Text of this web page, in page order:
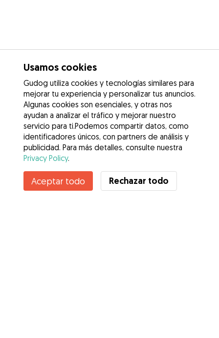
Usamos cookies
Gudog utiliza cookies y tecnologías similares para
mejorar tu experiencia y personalizar tus anuncios.
Algunas cookies son esenciales, y otras nos
ayudan a analizar el tráfico y mejorar nuestro
servicio para ti.Podemos compartir datos, como
identificadores únicos, con partners de análisis y
publicidad. Para más detalles, consulte nuestra
Privacy Policy.
Aceptar todo Rechazar todo